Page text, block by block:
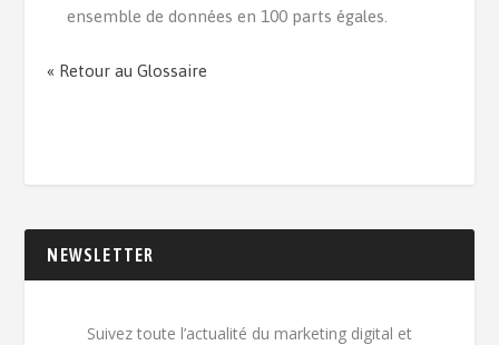
ensemble de données en 100 parts égales.
« Retour au Glossaire
NEWSLETTER
Suivez toute l’actualité du marketing digital et